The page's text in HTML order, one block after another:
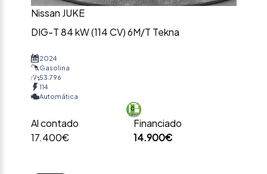
Nissan JUKE
DIG-T 84 kW (114 CV) 6M/T Tekna
2024
Gasolina
53.796
114
Automática
Al contado
17.400€
Financiado
14.900€